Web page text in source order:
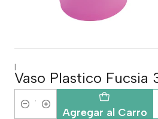
|
Vaso Plastico
Cantidad Agregar al Carro